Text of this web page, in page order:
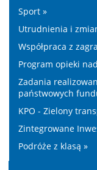
Sport »
Utrudnienia i
Współpraca z
Program opieki
Zadania
państwowych
KPO - Zielony
Zintegrowane
Podróże z klasą »